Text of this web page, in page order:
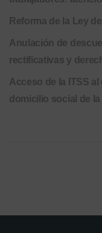
Reforma de la Ley
Anulación de
rectificativas y
Acceso de la ITSS
domicilio social de